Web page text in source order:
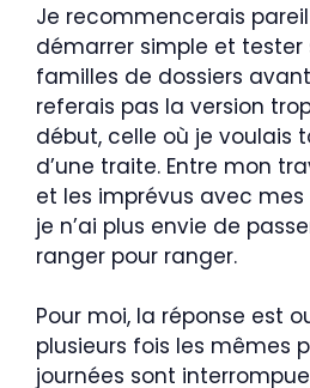
Je recommencerais
démarrer simple et tester
familles de dossiers
referais pas la version
début, celle où je voulais
d’une traite. Entre mon
et les imprévus avec
je n’ai plus envie de
ranger pour ranger.
Pour moi, la réponse est
plusieurs fois les mêmes
journées sont